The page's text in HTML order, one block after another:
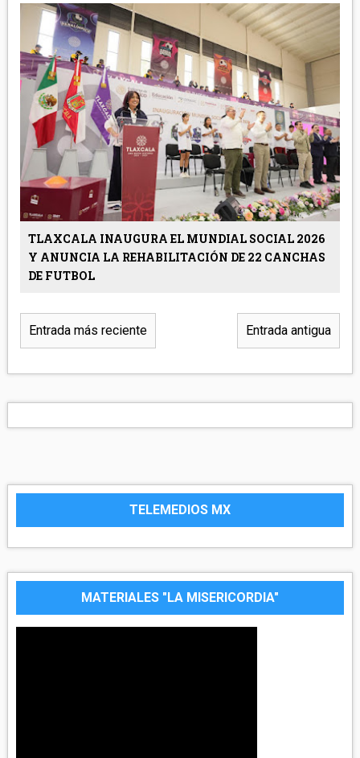
TLAXCALA INAUGURA EL MUNDIAL SOCIAL 2026
Y ANUNCIA LA REHABILITACIÓN DE 22 CANCHAS
DE FUTBOL
Entrada más reciente Entrada antigua
TELEMEDIOS MX
MATERIALES "LA MISERICORDIA"